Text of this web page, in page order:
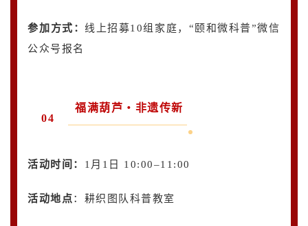
参加方式： 线上招募10组家庭，“颐和微科普”微信
公众号报名
04
福满葫芦・非遗传新
活动时间： 1月1日 10:00–11:00
活动地点：耕织图队科普教室